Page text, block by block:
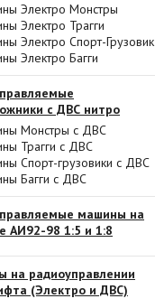
Электро Монстры
Электро Трагги
Электро Спорт-Грузовик
Электро Багги
с ДВС нитро
Монстры с ДВС
Трагги с ДВС
Спорт-грузовики с ДВС
Багги с ДВС
машины на
АИ92-98 1:5 и 1:8
на радиоуправлении
(Электро и ДВС)